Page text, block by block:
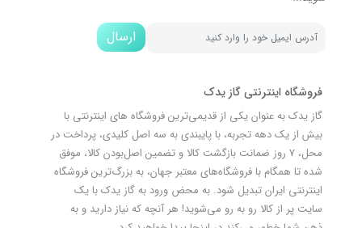
ارسال
فروشگاه اینترنتی گاز یدک
گاز یدک به عنوان یکی از قدیمی‌ترین فروشگاه های اینترنتی با
بیش از یک دهه تجربه، با پایبندی به سه اصل کلیدی، پرداخت در
محل، 7 روز ضمانت بازگشت کالا و تضمین اصل‌بودن کالا، موفق
شده تا همگام با فروشگاه‌های معتبر جهان، به بزرگ‌ترین فروشگاه
اینترنتی ایران تبدیل شود. به محض ورود به گاز یدک با یک
سایت پر از کالا رو به رو می‌شوید! هر آنچه که نیاز دارید و به